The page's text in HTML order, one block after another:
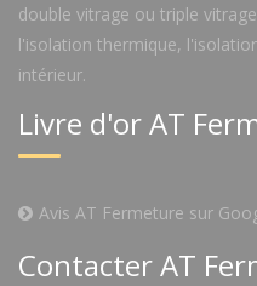
double vitrage ou triple
l'isolation thermique,
intérieur.
Livre d'or AT
Avis AT Fermeture sur
Contacter AT